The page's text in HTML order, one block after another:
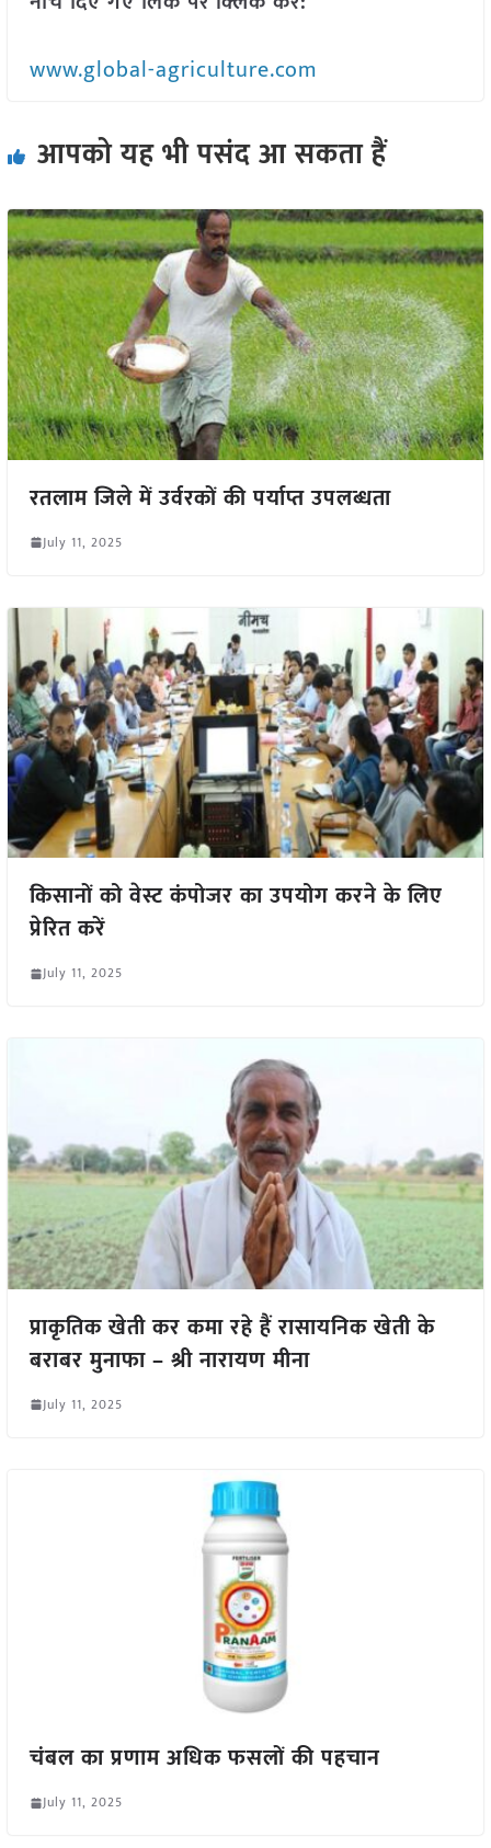
www.global-agriculture.com
आपको यह भी पसंद आ सकता हैं
रतलाम जिले में उर्वरकों की पर्याप्त उपलब्धता
July 11, 2025
किसानों को वेस्ट कंपोजर का उपयोग करने के लिए
प्रेरित करें
July 11, 2025
प्राकृतिक खेती कर कमा रहे हैं रासायनिक खेती के
बराबर मुनाफा – श्री नारायण मीना
July 11, 2025
चंबल का प्रणाम अधिक फसलों की पहचान
July 11, 2025